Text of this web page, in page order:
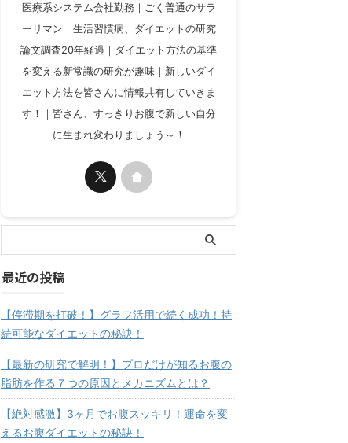
医療系システム会社勤務｜ごく普通のサラ
ーリマン｜生活習慣病、ダイエットの研究
論文調査20年経過｜ダイエット方法の基準
を変える新常識の研究が趣味｜新しいダイ
エット方法を皆さんに情報共有していきま
す！｜皆さん、すっきりお腹で新しい自分
に生まれ変わりましょう～！
最近の投稿
【停滞期を打破！】グラフ活用で続く成功！持
続可能なダイエットの秘訣！
【最新の研究で解明！】プロだけが知るお腹の
脂肪を作る７つの原因とメカニズムとは？
【絶対感激】3ヶ月でお腹スッキリ！運命を変
えるお腹ダイエットの秘訣！